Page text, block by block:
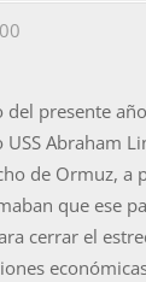
del presente
Abraham
de Ormuz, a
que ese
cerrar el